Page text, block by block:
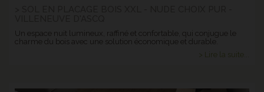
Un espace nuit lumineux, raffiné et confortable, qui conjugue le
charme du bois avec une solution économique et durable.
> Lire la suite...